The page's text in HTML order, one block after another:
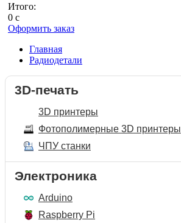
Итого:
0 c
Оформить заказ
Главная
Радиодетали
3D-печать
3D принтеры
Фотополимерные 3D принтеры
ЧПУ станки
Электроника
Arduino
Raspberry Pi